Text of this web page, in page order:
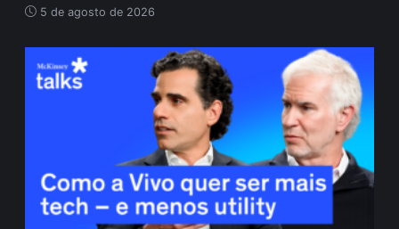
5 de agosto de 2026